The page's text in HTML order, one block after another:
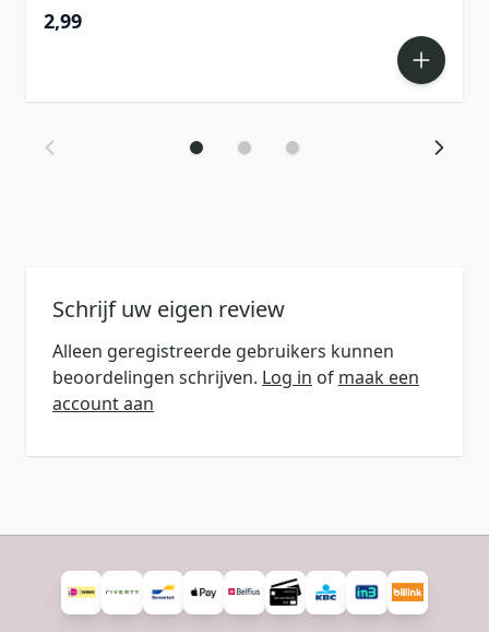
2,99
Schrijf uw eigen review
Alleen geregistreerde gebruikers kunnen
beoordelingen schrijven. Log in of maak een
account aan